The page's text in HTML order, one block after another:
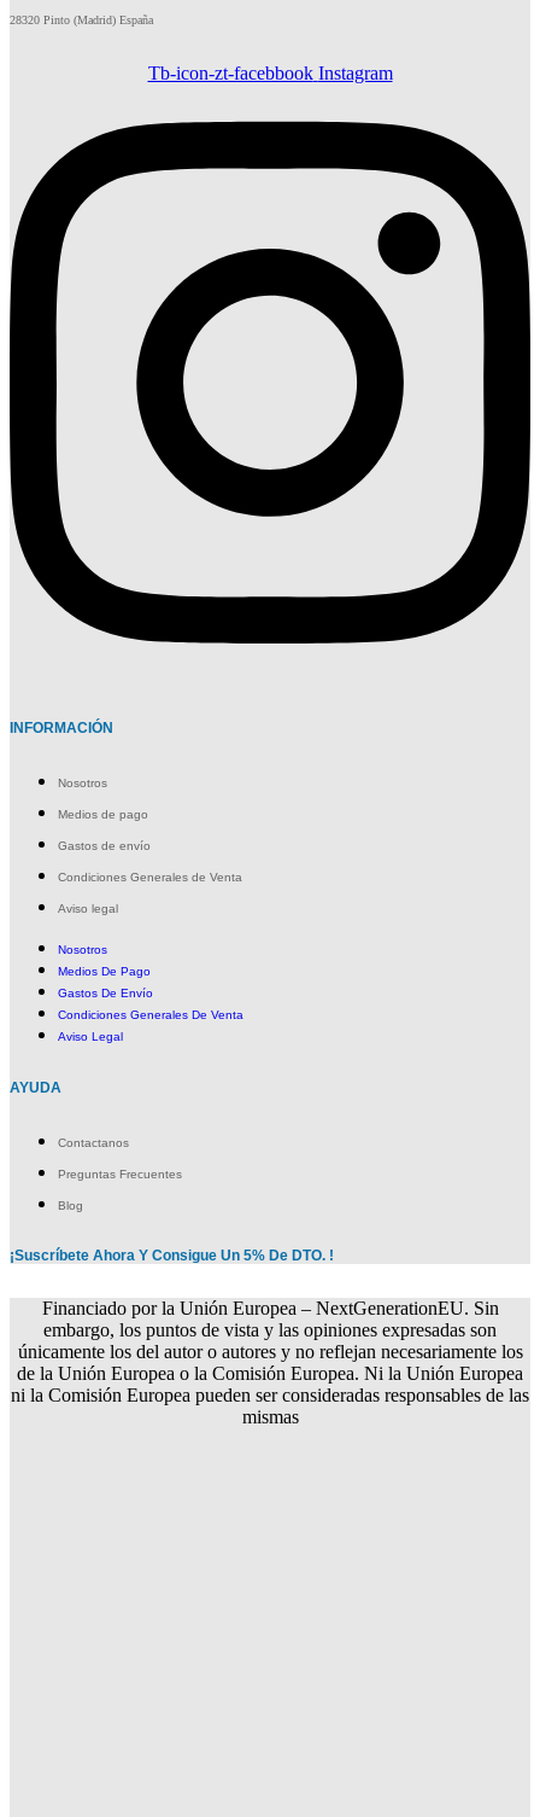
28320 Pinto (Madrid) España
Tb-icon-zt-facebbook Instagram
INFORMACIÓN
Nosotros
Medios de pago
Gastos de envío
Condiciones Generales de Venta
Aviso legal
Nosotros
Medios De Pago
Gastos De Envío
Condiciones Generales De Venta
Aviso Legal
AYUDA
Contactanos
Preguntas Frecuentes
Blog
¡Suscríbete Ahora Y Consigue Un 5% De DTO. !
Financiado por la Unión Europea – NextGenerationEU. Sin
embargo, los puntos de vista y las opiniones expresadas son
únicamente los del autor o autores y no reflejan necesariamente los
de la Unión Europea o la Comisión Europea. Ni la Unión Europea
ni la Comisión Europea pueden ser consideradas responsables de las
mismas